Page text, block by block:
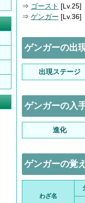
⇒ ゴースト [Lv.25]
⇒ ゲンガー [Lv.36]
ゲンガーの出
出現ステージ
ゲンガーの入
進化
ゲンガーの覚
わざ名